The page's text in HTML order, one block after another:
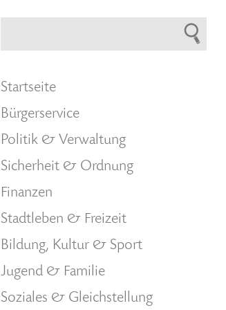
Startseite
Bürgerservice
Politik & Verwaltung
Sicherheit & Ordnung
Finanzen
Stadtleben & Freizeit
Bildung, Kultur & Sport
Jugend & Familie
Soziales & Gleichstellung